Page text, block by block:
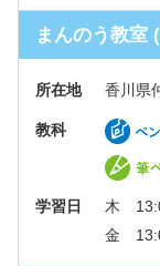
まんのう教室
所在地 香川県
教科
学習日
木
金